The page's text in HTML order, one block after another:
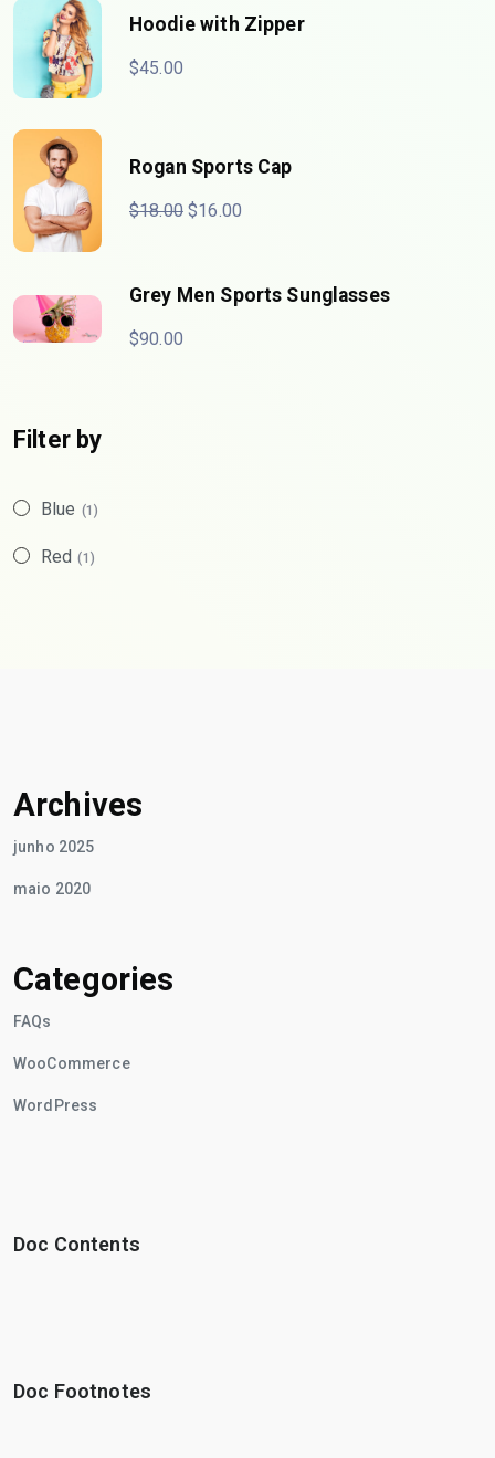
Hoodie with Zipper
$45.00
Rogan Sports Cap
$18.00 $16.00
Grey Men Sports Sunglasses
$90.00
Filter by
Blue (1)
Red (1)
Archives
junho 2025
maio 2020
Categories
FAQs
WooCommerce
WordPress
Doc Contents
Doc Footnotes